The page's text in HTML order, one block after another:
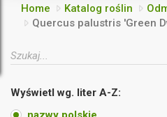
Home Katalog roślin
Quercus palustris 'Green
Wyświetl wg. liter A-Z: